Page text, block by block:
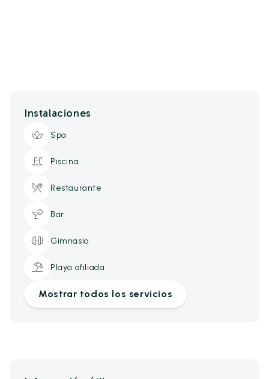
Instalaciones
Spa
Piscina
Restaurante
Bar
Gimnasio
Playa afiliada
Mostrar todos los servicios